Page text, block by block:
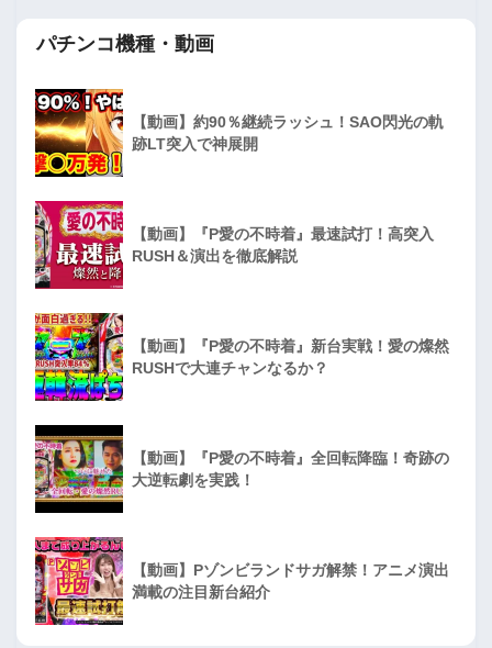
パチンコ機種・動画
【動画】約90％継続ラッシュ！SAO閃光の軌
跡LT突入で神展開
【動画】『P愛の不時着』最速試打！高突入
RUSH＆演出を徹底解説
【動画】『P愛の不時着』新台実戦！愛の燦然
RUSHで大連チャンなるか？
【動画】『P愛の不時着』全回転降臨！奇跡の
大逆転劇を実践！
【動画】Pゾンビランドサガ解禁！アニメ演出
満載の注目新台紹介